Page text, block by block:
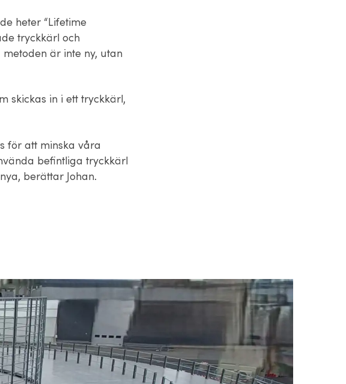
heter “Lifetime
tryckkärl och
är inte ny, utan
skickas in i ett tryckkärl,
för att minska våra
befintliga tryckkärl
berättar Johan.